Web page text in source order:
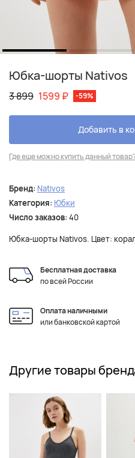
Юбка-шорты Nativos
3 899 1599 ₽ -59%
Добавить в
Где еще можно купить данный
Бренд: Nativos
Категория: Юбки
Число заказов: 40
Юбка-шорты Nativos. Цвет:
Бесплатная доставка
по всей России
Оплата наличными
или банковской картой
Другие товары